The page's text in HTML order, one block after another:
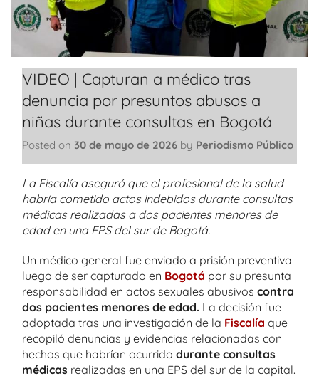
VIDEO | Capturan a médico tras
denuncia por presuntos abusos a
niñas durante consultas en Bogotá
Posted on 30 de mayo de 2026 by Periodismo Público
La Fiscalía aseguró que el profesional de la salud
habría cometido actos indebidos durante consultas
médicas realizadas a dos pacientes menores de
edad en una EPS del sur de Bogotá.
Un médico general fue enviado a prisión preventiva
luego de ser capturado en Bogotá por su presunta
responsabilidad en actos sexuales abusivos contra
dos pacientes menores de edad. La decisión fue
adoptada tras una investigación de la Fiscalía que
recopiló denuncias y evidencias relacionadas con
hechos que habrían ocurrido durante consultas
médicas realizadas en una EPS del sur de la capital.